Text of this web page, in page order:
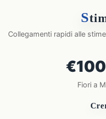
S
Collegamenti rapidi alle
Fiori a